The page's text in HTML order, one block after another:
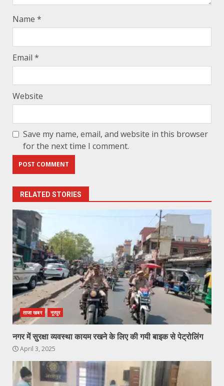
Name *
Email *
Website
Save my name, email, and website in this browser
for the next time I comment.
RELATED STORIES
ताजा खबर नूरपुर
नगर में सुरक्षा व्यवस्था कायम रखने के लिए की गयी बाइक से पेट्रोलिंग
April 3, 2025